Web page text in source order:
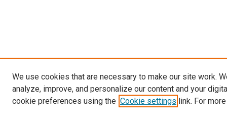
We use cookies that are necessary to make our site work.
analyze, improve, and personalize our content and your
cookie preferences using the Cookie settings link. For